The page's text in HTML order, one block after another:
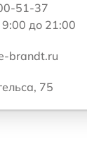
51-37
до 21:00
brandt.ru
75